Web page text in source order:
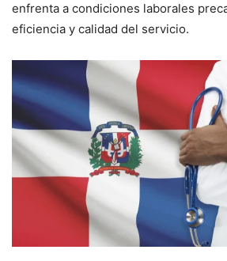
enfrenta a condiciones laborales
eficiencia y calidad del servicio.